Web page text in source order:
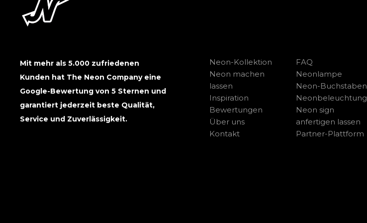
Mit mehr als 5.000 zufriedenen
Kunden hat The Neon Company eine
Google-Bewertung von 5 Sternen und
garantiert jederzeit beste Qualität,
Service und Zuverlässigkeit.
Neon-Kollektion
Neon machen
lassen
Inspiration
Bewertungen
Über uns
Kontakt
FAQ
Neonlampe
Neon-Buchstaben
Neonbeleuchtung
Neon sign
anfertigen lassen
Partner-Plattform